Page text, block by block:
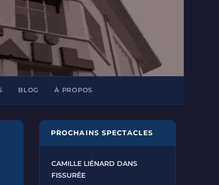
BLOG À PROPOS
PROCHAINS SPECTACLES
CAMILLE LIÉNARD DANS
FISSURÉE